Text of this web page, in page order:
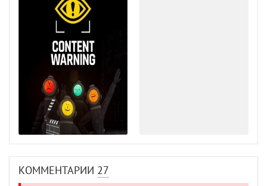
КОММЕНТАРИИ 27